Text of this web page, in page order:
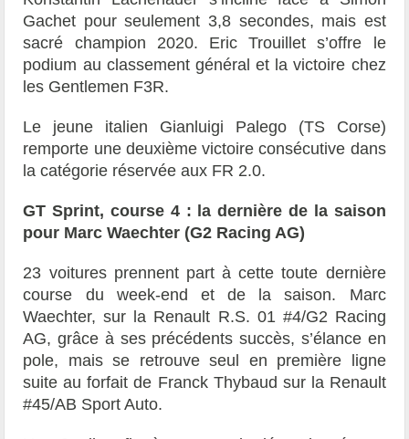
Gachet pour seulement 3,8 secondes, mais est
sacré champion 2020. Eric Trouillet s’offre le
podium au classement général et la victoire chez
les Gentlemen F3R.
Le jeune italien Gianluigi Palego (TS Corse)
remporte une deuxième victoire consécutive dans
la catégorie réservée aux FR 2.0.
GT Sprint, course 4 : la dernière de la saison
pour Marc Waechter (G2 Racing AG)
23 voitures prennent part à cette toute dernière
course du week-end et de la saison. Marc
Waechter, sur la Renault R.S. 01 #4/G2 Racing
AG, grâce à ses précédents succès, s’élance en
pole, mais se retrouve seul en première ligne
suite au forfait de Franck Thybaud sur la Renault
#45/AB Sport Auto.